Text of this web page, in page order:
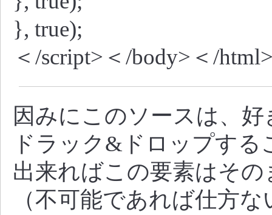
}, true);
＜/script>＜/body>＜/
因みにこのソースは、
ドラック&ドロップす
出来ればこの要素はそ
（不可能であれば仕方